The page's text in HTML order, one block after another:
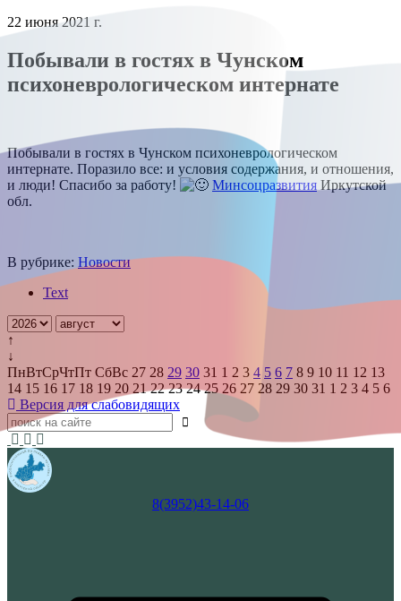
22 июня 2021 г.
Побывали в гостях в Чунском
психоневрологическом интернате
Побывали в гостях в Чунском психоневрологическом
интернате. Поразило все: и условия содержания, и отношения,
и люди! Спасибо за работу!
Минсоцразвития Иркутской
обл.
В рубрике: Новости
Text
↑
↓
ПнВтСрЧтПт СбВс 27 28 29 30 31 1 2 3 4 5 6 7 8 9 10 11 12 13
14 15 16 17 18 19 20 21 22 23 24 25 26 27 28 29 30 31 1 2 3 4 5 6
Версия для слабовидящих
8(3952)43-14-06